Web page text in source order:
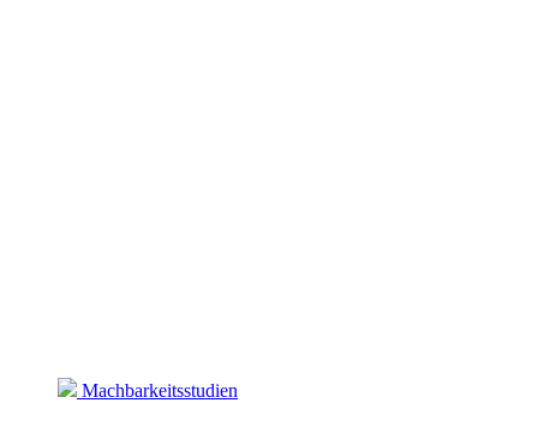
Machbarkeitsstudien